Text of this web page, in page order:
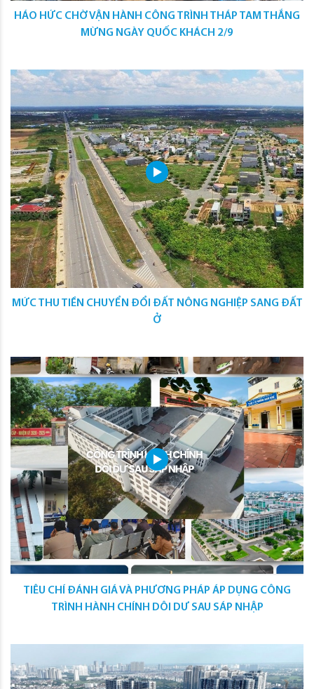
HÁO HỨC CHỜ VẬN HÀNH CÔNG TRÌNH THÁP TAM THẮNG
MỪNG NGÀY QUỐC KHÁCH 2/9
MỨC THU TIỀN CHUYỂN ĐỔI ĐẤT NÔNG NGHIỆP SANG ĐẤT
Ở
TIÊU CHÍ ĐÁNH GIÁ VÀ PHƯƠNG PHÁP ÁP DỤNG CÔNG
TRÌNH HÀNH CHÍNH DÔI DƯ SAU SÁP NHẬP